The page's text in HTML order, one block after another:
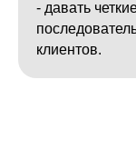
- давать
клиентов.